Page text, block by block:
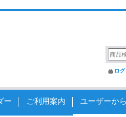
ロ
ー ご利用案内 ユーザーか